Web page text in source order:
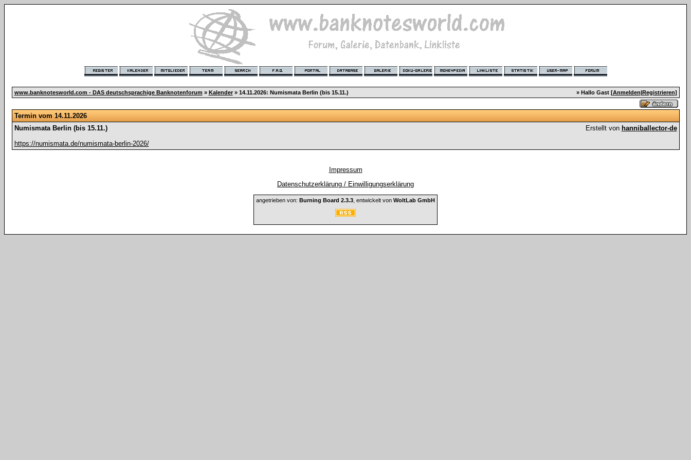
www.banknotesworld.com - DAS deutschsprachige Banknotenforum » Kalender» 14.11.2026: Numismata Berlin (bis 15.11.) » Hallo Gast [Anmelden|Registrieren]
Termin vom 14.11.2026
Numismata Berlin (bis 15.11.)
Erstellt von hanniballector-de
https://numismata.de/numismata-berlin-2026/
Impressum
Datenschutzerklärung / Einwilligungserklärung
angetrieben von: Burning Board 2.3.3 , entwickelt von WoltLab GmbH